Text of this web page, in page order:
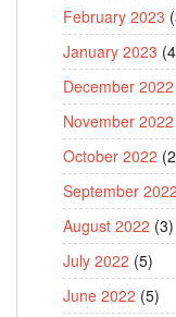
February 2023
January 2023
December 2022
November 2022
October 2022
September 2022
August 2022 (3)
July 2022 (5)
June 2022 (5)